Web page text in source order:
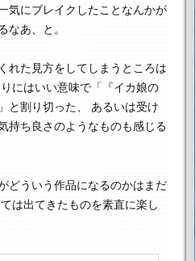
気にブレイクしたことなんかが
あ、と。
れた見方をしてしまうところは
にはいい意味で「『イカ娘の
割り切った、
あるいは受け
持ち良さのようなものも感じる
どういう作品になるのかはまだ
は出てきたものを素直に楽し